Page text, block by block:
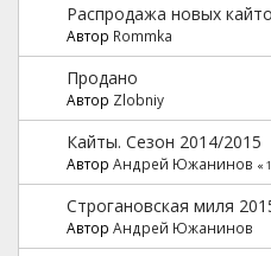
Распродажа новых
Автор Rommka
Продано
Автор Zlobniy
Кайты. Сезон 2014/2015
Автор Андрей Южанинов « 1
Строгановская миля
Автор Андрей Южанинов